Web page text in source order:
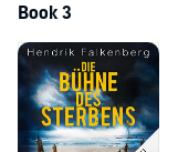
Book 3